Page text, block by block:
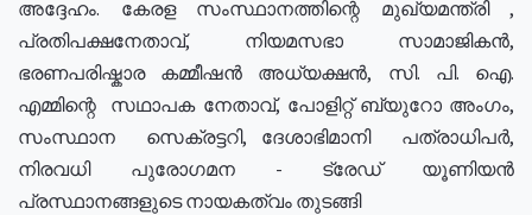
അദ്ദേഹം. കേരള സംസ്ഥാനത്തിന്റെ മുഖ്യമന്ത്രി ,
പ്രതിപക്ഷനേതാവ്, നിയമസഭാ സാമാജികൻ,
ഭരണപരിഷ്കാര കമ്മീഷൻ അധ്യക്ഷൻ, സി. പി. ഐ.
എമ്മിന്റെ സഥാപക നേതാവ്, പോളിറ്റ് ബ്യുറോ അംഗം,
സംസ്ഥാന സെക്രട്ടറി, ദേശാഭിമാനി പത്രാധിപർ,
നിരവധി പുരോഗമന - ട്രേഡ് യൂണിയൻ
പ്രസ്ഥാനങ്ങളുടെ നായകത്വം തുടങ്ങി